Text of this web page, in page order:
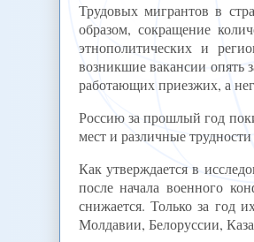
Трудовых мигрантов в
образом, сокращение
этнополитических и
возникшие вакансии опять
работающих приезжих, а
Россию за прошлый год
мест и различные
Как утверждается в
после начала военного
снижается. Только за год
Молдавии, Белоруссии,